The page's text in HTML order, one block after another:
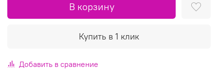
В корзину
Купить в 1 клик
Добавить в сравнение